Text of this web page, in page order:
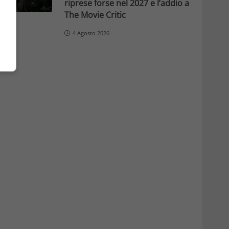
riprese forse nel 2027 e l’addio a
The Movie Critic
4 Agosto 2026